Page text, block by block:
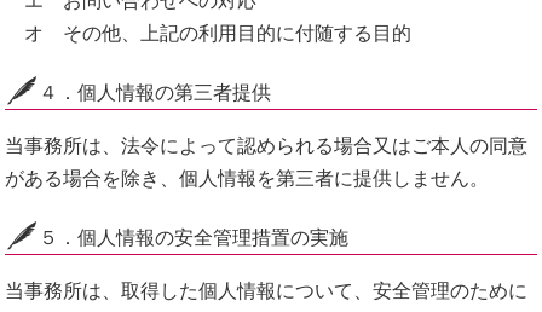
オ その他、上記の利用目的に付随する目的
４．個人情報の第三者提供
当事務所は、法令によって認められる場合又はご本人の同意
がある場合を除き、個人情報を第三者に提供しません。
５．個人情報の安全管理措置の実施
当事務所は、取得した個人情報について、安全管理のために